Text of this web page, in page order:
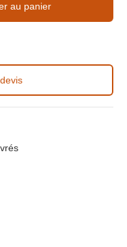
au panier